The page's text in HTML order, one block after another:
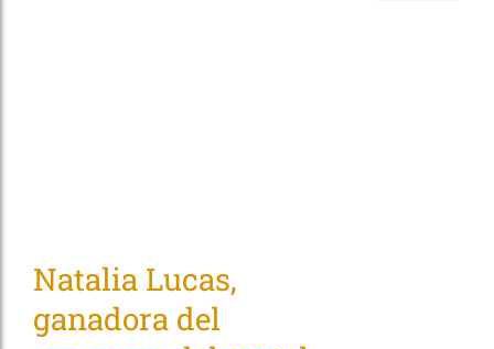
Natalia Lucas,
ganadora del